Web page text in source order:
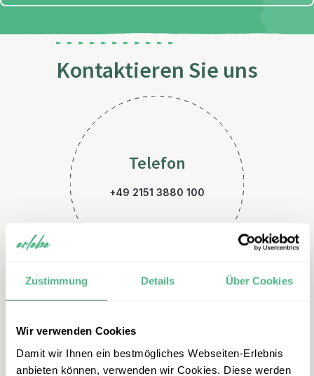
Zustimmung Details Über Cookies
Wir verwenden Cookies
Damit wir Ihnen ein bestmögliches Webseiten-Erlebnis
anbieten können, verwenden wir Cookies. Diese werden
Kontaktieren Sie uns
Telefon
+49 2151 3880 100
E-Mail
thailand@erlebe.de